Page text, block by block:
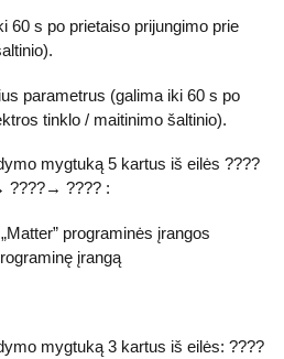
60 s po prietaiso prijungimo prie
parametrus (galima iki 60 s po
tinklo / maitinimo šaltinio).
mygtuką 5 kartus iš eilės ????
???? :
programinės įrangos
įrangą
mygtuką 3 kartus iš eilės: ????